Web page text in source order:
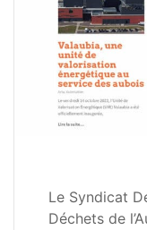
Le Syndicat
Déchets de